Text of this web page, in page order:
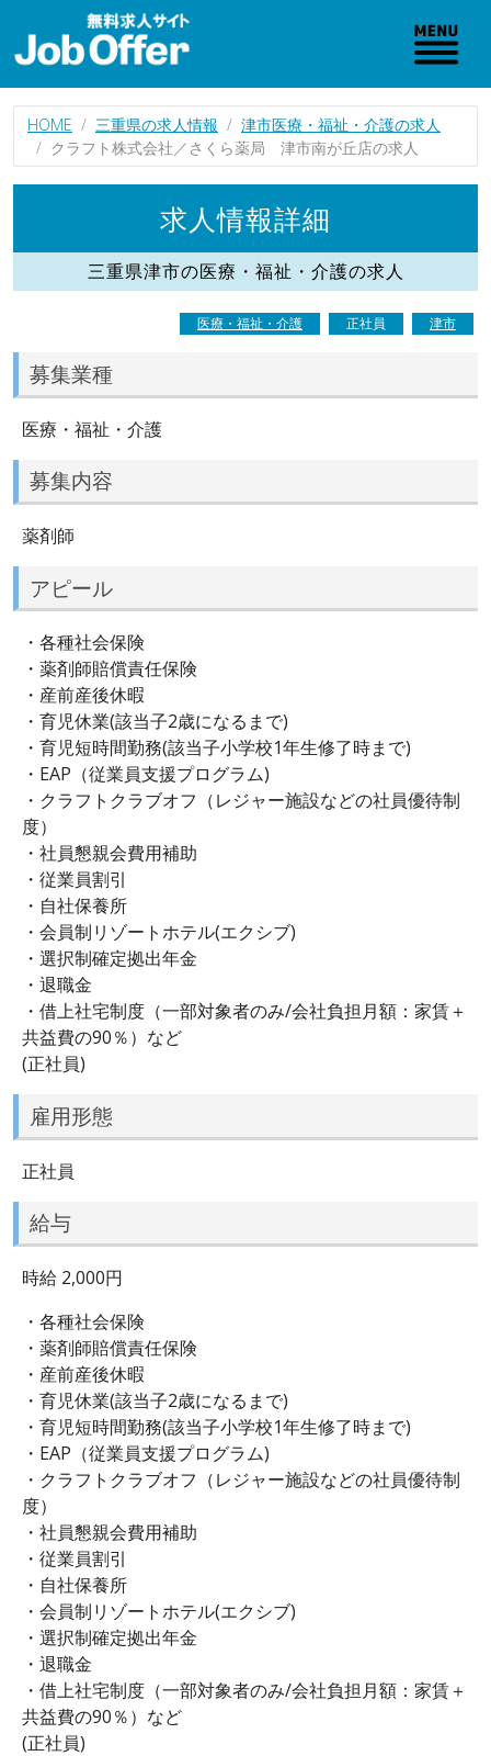
HOME 三重県の求人情報
津市医療・福祉・介護の求人
クラフト株式会社／さくら薬局 津市南が丘店の求人
求人情報詳細
三重県津市の医療・福祉・介護の求人
医療・福祉・介護 正社員 津市
募集業種
医療・福祉・介護
募集内容
薬剤師
アピール
・各種社会保険
・薬剤師賠償責任保険
・産前産後休暇
・育児休業(該当子2歳になるまで)
・育児短時間勤務(該当子小学校1年生修了時まで)
・EAP（従業員支援プログラム)
・クラフトクラブオフ（レジャー施設などの社員優待制
度）
・社員懇親会費用補助
・従業員割引
・自社保養所
・会員制リゾートホテル(エクシブ)
・選択制確定拠出年金
・退職金
・借上社宅制度（一部対象者のみ/会社負担月額：家賃＋
共益費の90％）など
(正社員)
雇用形態
正社員
給与
時給 2,000円
・各種社会保険
・薬剤師賠償責任保険
・産前産後休暇
・育児休業(該当子2歳になるまで)
・育児短時間勤務(該当子小学校1年生修了時まで)
・EAP（従業員支援プログラム)
・クラフトクラブオフ（レジャー施設などの社員優待制
度）
・社員懇親会費用補助
・従業員割引
・自社保養所
・会員制リゾートホテル(エクシブ)
・選択制確定拠出年金
・退職金
・借上社宅制度（一部対象者のみ/会社負担月額：家賃＋
共益費の90％）など
(正社員)